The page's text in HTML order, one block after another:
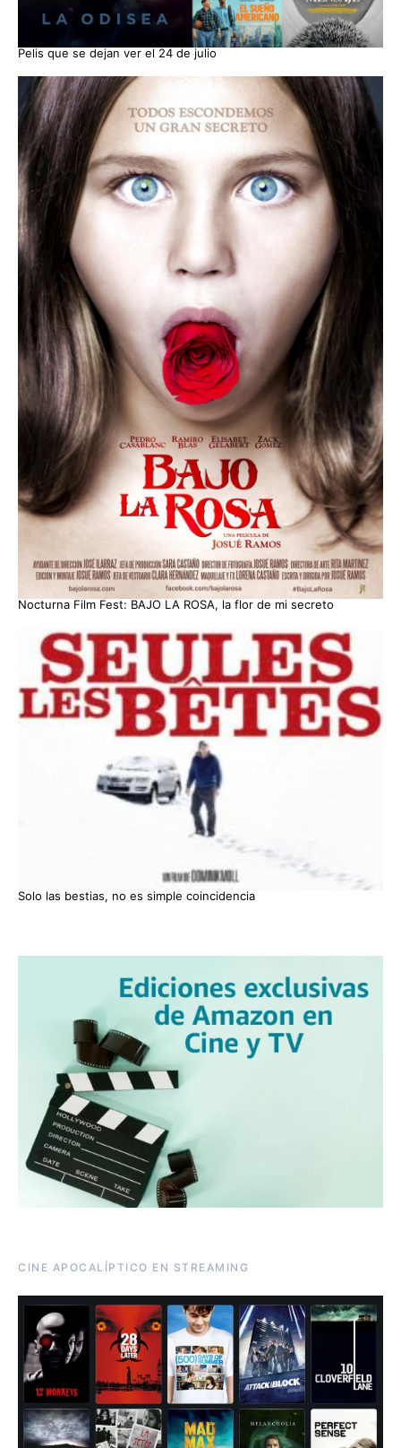
Pelis que se dejan ver el 24 de julio
Nocturna Film Fest: BAJO LA ROSA, la flor de mi secreto
Solo las bestias, no es simple coincidencia
CINE APOCALÍPTICO EN STREAMING